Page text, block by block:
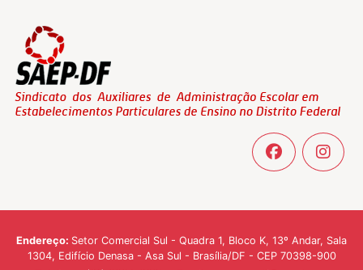
Endereço: Setor Comercial Sul - Quadra 1, Bloco K, 13º Andar, Sala
1304, Edifício Denasa - Asa Sul - Brasília/DF - CEP 70398-900